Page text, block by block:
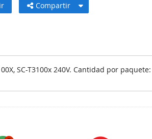
Compartir
SC-T3100x 240V. Cantidad por